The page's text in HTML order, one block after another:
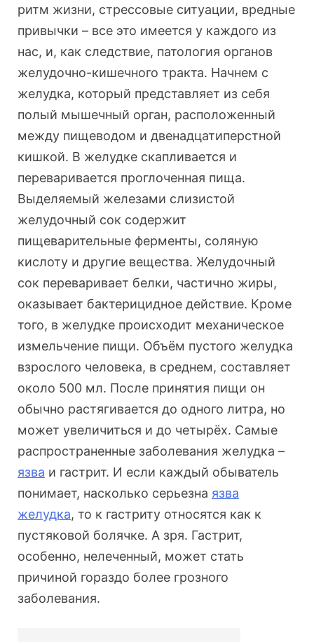
ритм жизни, стрессовые ситуации, вредные
привычки – все это имеется у каждого из
нас, и, как следствие, патология органов
желудочно-кишечного тракта. Начнем с
желудка, который представляет из себя
полый мышечный орган, расположенный
между пищеводом и двенадцатиперстной
кишкой. В желудке скапливается и
переваривается проглоченная пища.
Выделяемый железами слизистой
желудочный сок содержит
пищеварительные ферменты, соляную
кислоту и другие вещества. Желудочный
сок переваривает белки, частично жиры,
оказывает бактерицидное действие. Кроме
того, в желудке происходит механическое
измельчение пищи. Объём пустого желудка
взрослого человека, в среднем, составляет
около 500 мл. После принятия пищи он
обычно растягивается до одного литра, но
может увеличиться и до четырёх. Самые
распространенные заболевания желудка –
язва и гастрит. И если каждый обыватель
понимает, насколько серьезна язва
желудка, то к гастриту относятся как к
пустяковой болячке. А зря. Гастрит,
особенно, нелеченный, может стать
причиной гораздо более грозного
заболевания.